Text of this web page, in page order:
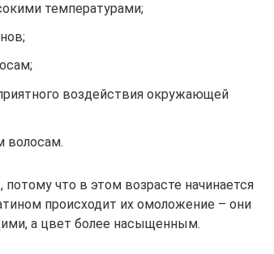
температурами;
воздействия окружающей
волосам.
что в этом возрасте начинается
происходит их омоложение – они
а цвет более насыщенным.